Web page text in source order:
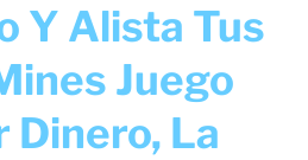
Y Alista Tus
Juego
Dinero, La